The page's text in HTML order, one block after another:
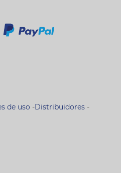
de uso -Distribuidores -